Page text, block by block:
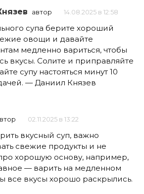
автор 14.08.2025 в 12:58
супа берите хороший
овощи и давайте
медленно вариться, чтобы
вкусы. Солите и приправляйте
супу настояться минут 10
— Даниил Князев
02.11.2025 в 13:22
вкусный суп, важно
свежие продукты и не
хорошую основу, например,
— варить на медленном
все вкусы хорошо раскрылись.